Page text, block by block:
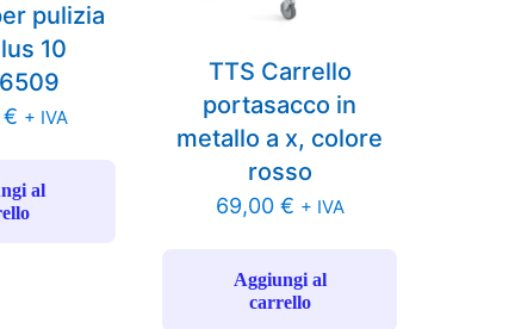
pulizia
10
€ + IVA
al
TTS Carrello
portasacco in
metallo a x, colore
rosso
69,00 € + IVA
Aggiungi al
carrello